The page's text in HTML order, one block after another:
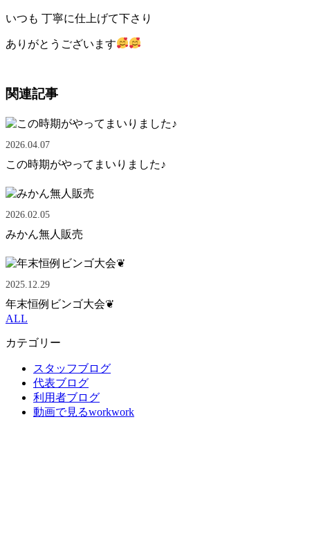
いつも 丁寧に仕上げて下さり
ありがとうございます
関連記事
2026.04.07
この時期がやってまいりました♪
2026.02.05
みかん無人販売
2025.12.29
年末恒例ビンゴ大会❦
ALL
カテゴリー
スタッフブログ
代表ブログ
利用者ブログ
動画で見るworkwork